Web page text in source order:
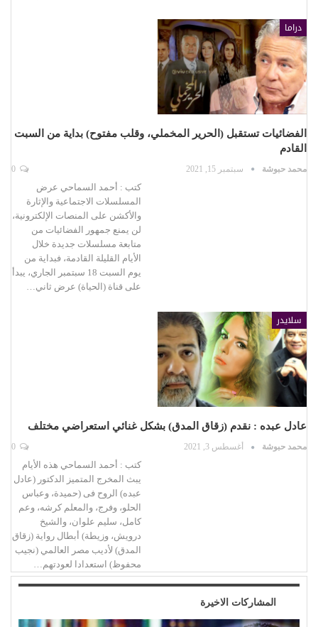
دراما
الفضائيات تستقبل (الحرير المخملي، وقلب مفتوح) بداية من السبت
القادم
محمد حبوشة سبتمبر 15, 2021
كتب : أحمد السماحي عرض
المسلسلات الاجتماعية والإثارة
والأكشن على المنصات الإلكترونية،
لن يمنع جمهور الفضائيات من
متابعة مسلسلات جديدة خلال
الأيام القليلة القادمة، فبداية من
يوم السبت 18 سبتمبر الجاري، يبدأ
على قناة (الحياة) عرض ثاني…
سلايدر
عادل عبده : نقدم (زقاق المدق) بشكل غنائي استعراضي مختلف
محمد حبوشة أغسطس 3, 2021
كتب : أحمد السماحي هذه الأيام
يبث المخرج المتميز الدكتور (عادل
عبده) الروح فى (حميدة، وعباس
الحلو، وفرج، والمعلم كرشه، وعم
كامل، سليم علوان، والشيخ
درويش، وزيطة) أبطال رواية (زقاق
المدق) لأديب مصر العالمي (نجيب
محفوظ) استعدادا لعودتهم…
المشاركات الاخيرة